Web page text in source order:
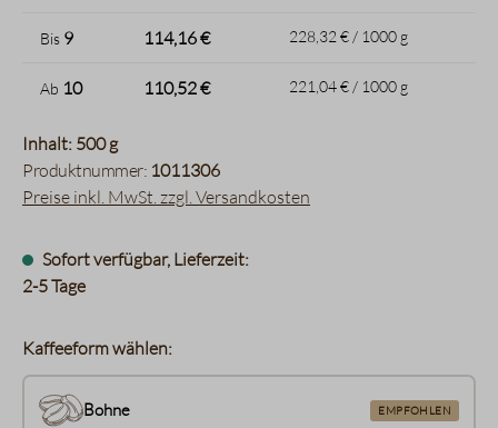
Bis 9 114,16 € 228,32 € / 1000 g
Ab 10 110,52 € 221,04 € / 1000 g
Inhalt: 500 g
Produktnummer: 1011306
Preise inkl. MwSt. zzgl. Versandkosten
Sofort verfügbar, Lieferzeit:
2-5 Tage
Kaffeeform wählen:
Bohne EMPFOHLEN